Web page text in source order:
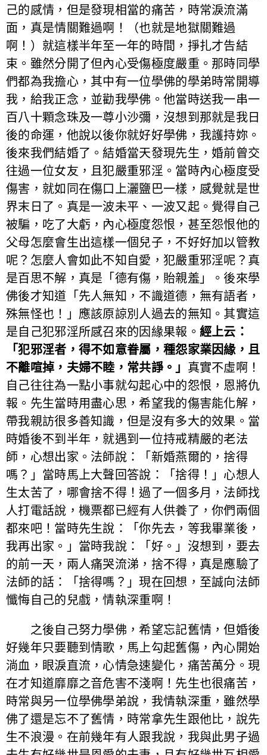
己的感情，但是發現相當的痛苦，時常淚流滿
面，真是情關難過啊！（也就是地獄關難過
啊！）就這樣半年至一年的時間，掙扎才告結
束。雖然分開了但內心受傷極度嚴重。那時同學
們都為我擔心，其中有一位學佛的學弟時常開導
我，給我正念，並勸我學佛。他當時送我一串一
百八十顆念珠及一尊小沙彌，沒想到那就是我日
後的命運，他說以後你就好好學佛，我護持妳。
後來我們結婚了。結婚當天發現先生，婚前曾交
往過一位女友，且犯嚴重邪淫。當時內心極度受
傷害，就如同在傷口上灑鹽巴一樣，感覺就是世
界末日了。真是一波未平、一波又起。覺得自己
被騙，吃了大虧，內心極度怨恨，甚至怨恨他的
父母怎麼會生出這樣一個兒子，不好好加以管教
呢？怎麼人會如此不知自愛，犯嚴重邪淫呢？真
是百思不解，真是「德有傷，貽親羞」。後來學
佛後才知道「先人無知，不識道德，無有語者，
殊無怪也！」應該原諒別人過去的無知。其實這
是自己犯邪淫所感召來的因緣果報。 經上云：
「犯邪淫者，得不如意眷屬，種怨家業因緣，且
不離喧掉，夫婦不睦，常共諍。」 真實不虛啊！
自己往往為一點小事就勾起心中的怨恨，恩將仇
報。先生當時用盡心思，希望我的傷害能化解，
帶我親訪很多善知識，但是沒有多大的效果。當
時婚後不到半年，就遇到一位持戒精嚴的老法
師，心想出家。法師說：「新婚燕爾的，捨得
嗎？」當時馬上大聲回答說：「捨得！」心想人
生太苦了，哪會捨不得！過了一個多月，法師找
人打電話說，機票都已經有人供養了，你們兩個
都來吧！當時先生說：「你先去，等我畢業後，
我再出家。」當時我說：「好。」沒想到，要去
的前一天，兩人痛哭流涕，捨不得，真是應驗了
法師的話：「捨得嗎？」現在回想，至誠向法師
懺悔自己的兒戲，情執深重啊！
之後自己努力學佛，希望忘記舊情，但婚後
好幾年只要聽到情歌，馬上勾起舊傷，內心開始
淌血，眼淚直流，心情急速變化，痛苦萬分。現
在才知道靡靡之音危害不淺啊！先生也很痛苦，
時常與另一位學佛學弟說，我情執深重，雖然學
佛了還是忘不了舊情，時常拿先生跟他比，說先
生不浪漫。在前幾年有人跟我說，我與此男子過